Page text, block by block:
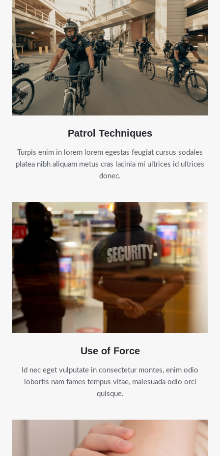
Patrol Techniques
Turpis enim in lorem lorem egestas feugiat cursus sodales
platea nibh aliquam metus cras lacinia mi ultrices id ultrices
donec.
Use of Force
Id nec eget vulputate in consectetur montes, enim odio
lobortis nam fames tempus vitae, malesuada odio orci
quisque.